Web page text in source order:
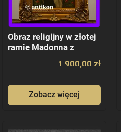
Obraz religijny w złotej
ramie Madonna z
1 900,00 zł
Zobacz więcej